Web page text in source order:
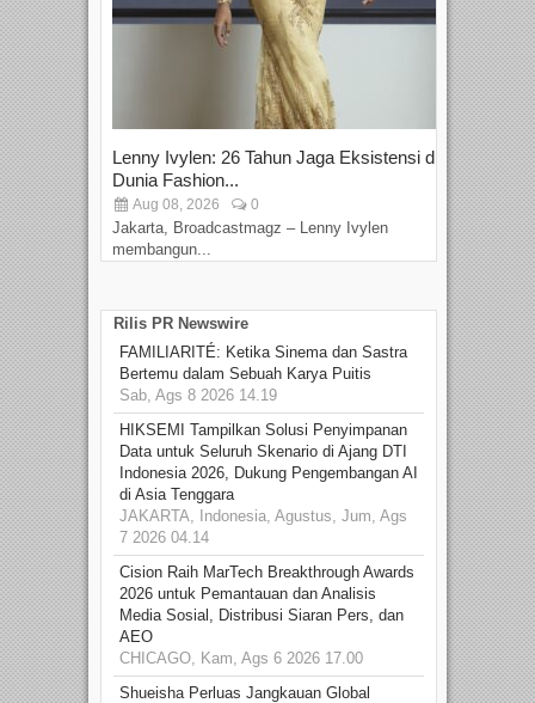
Lenny Ivylen: 26 Tahun Jaga Eksistensi di
Dunia Fashion...
Aug 08, 2026 0
Jakarta, Broadcastmagz – Lenny Ivylen
membangun...
Rilis PR Newswire
FAMILIARITÉ: Ketika Sinema dan Sastra
Bertemu dalam Sebuah Karya Puitis
Sab, Ags 8 2026 14.19
HIKSEMI Tampilkan Solusi Penyimpanan
Data untuk Seluruh Skenario di Ajang DTI
Indonesia 2026, Dukung Pengembangan AI
di Asia Tenggara
JAKARTA, Indonesia, Agustus, Jum, Ags
7 2026 04.14
Cision Raih MarTech Breakthrough Awards
2026 untuk Pemantauan dan Analisis
Media Sosial, Distribusi Siaran Pers, dan
AEO
CHICAGO, Kam, Ags 6 2026 17.00
Shueisha Perluas Jangkauan Global